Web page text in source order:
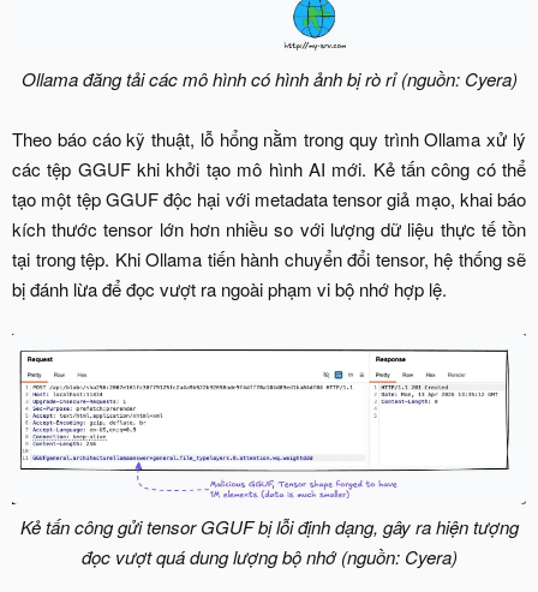
Ollama đăng tải các mô hình có hình ảnh bị rò rỉ (nguồn: Cyera)
Theo báo cáo kỹ thuật, lỗ hổng nằm trong quy trình Ollama xử lý
các tệp GGUF khi khởi tạo mô hình AI mới. Kẻ tấn công có thể
tạo một tệp GGUF độc hại với metadata tensor giả mạo, khai báo
kích thước tensor lớn hơn nhiều so với lượng dữ liệu thực tế tồn
tại trong tệp. Khi Ollama tiến hành chuyển đổi tensor, hệ thống sẽ
bị đánh lừa để đọc vượt ra ngoài phạm vi bộ nhớ hợp lệ.​
Kẻ tấn công gửi tensor GGUF bị lỗi định dạng, gây ra hiện tượng
đọc vượt quá dung lượng bộ nhớ (nguồn: Cyera)